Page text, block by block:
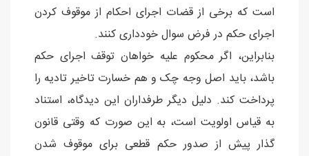
است که برخی از قضات اجرای احکام از موقوف کردن
اجرای حکم در فرض سوال خودداری کنند.
بنابراین، اگر محکوم علیه خواهان توقف اجرای حکم
باشد، باید اصل وجه چک و هم خسارت تاخیر تادیه را
پرداخت کند. دلیل دیگر طرفداران این دیدگاه، استناد
به قیاس اولویت است، به این صورت که وقتی قانون
گذار پیش از صدور حکم قطعی برای موقوف شدن